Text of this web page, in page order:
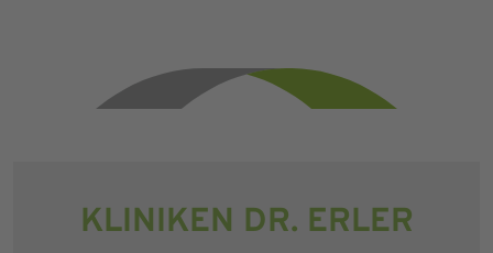
KLINIKEN DR. ERLER